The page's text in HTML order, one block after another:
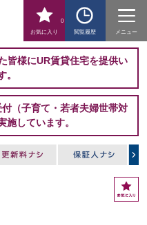
お気に入り
0
閲覧履歴
メニュー
皆様にUR賃貸住宅を提供い
。
（子育て・若者夫婦世帯対
施しています。
お
気